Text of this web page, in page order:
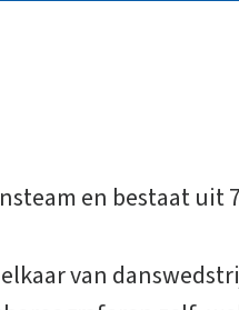
en bestaat uit
van